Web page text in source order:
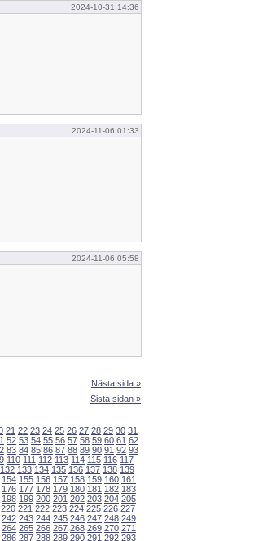
2024-10-31 14:36
2024-11-06 01:33
2024-11-06 05:58
Nästa sida »
Sista sidan »
21 22 23 24 25 26 27 28 29 30 31
52 53 54 55 56 57 58 59 60 61 62
83 84 85 86 87 88 89 90 91 92 93
110 111 112 113 114 115 116 117
132 133 134 135 136 137 138 139
154 155 156 157 158 159 160 161
176 177 178 179 180 181 182 183
198 199 200 201 202 203 204 205
220 221 222 223 224 225 226 227
242 243 244 245 246 247 248 249
264 265 266 267 268 269 270 271
286 287 288 289 290 291 292 293